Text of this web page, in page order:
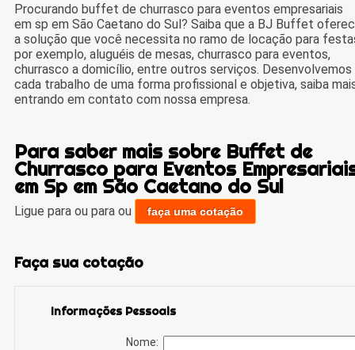
Procurando buffet de churrasco para eventos empresariais
em sp em São Caetano do Sul? Saiba que a BJ Buffet
a solução que você necessita no ramo de locação para
por exemplo, aluguéis de mesas, churrasco para eventos,
churrasco a domicílio, entre outros serviços. Desenvolvemos
cada trabalho de uma forma profissional e objetiva, saiba
entrando em contato com nossa empresa.
Para saber mais sobre Buffet de
Churrasco para Eventos
em Sp em São Caetano do Sul
Ligue para ou para ou faça uma cotação
Faça sua cotação
Informações Pessoais
Nome: